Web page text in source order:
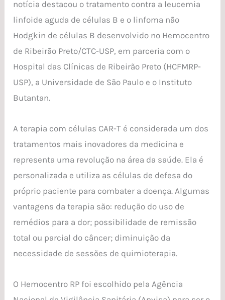
notícia destacou o tratamento contra a leucemia
linfoide aguda de células B e o linfoma não
Hodgkin de células B desenvolvido no Hemocentro
de Ribeirão Preto/CTC-USP, em parceria com o
Hospital das Clínicas de Ribeirão Preto (HCFMRP-
USP), a Universidade de São Paulo e o Instituto
Butantan.
A terapia com células CAR-T é considerada um dos
tratamentos mais inovadores da medicina e
representa uma revolução na área da saúde. Ela é
personalizada e utiliza as células de defesa do
próprio paciente para combater a doença. Algumas
vantagens da terapia são: redução do uso de
remédios para a dor; possibilidade de remissão
total ou parcial do câncer; diminuição da
necessidade de sessões de quimioterapia.
O Hemocentro RP foi escolhido pela Agência